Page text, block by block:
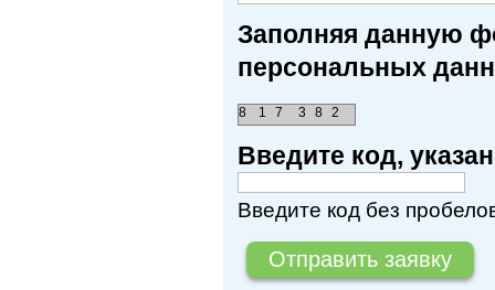
Заполняя данную
персональных
3 8 2
1
8 7
Введите код,
Введите код без